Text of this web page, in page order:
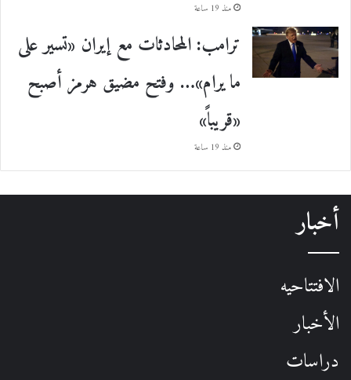
منذ 19 ساعة
ترامب: المحادثات مع إيران «تسير على
ما يرام»… وفتح مضيق هرمز أصبح
«قريباً»
منذ 19 ساعة
أخبار
الافتتاحيه
الأخبار
دراسات